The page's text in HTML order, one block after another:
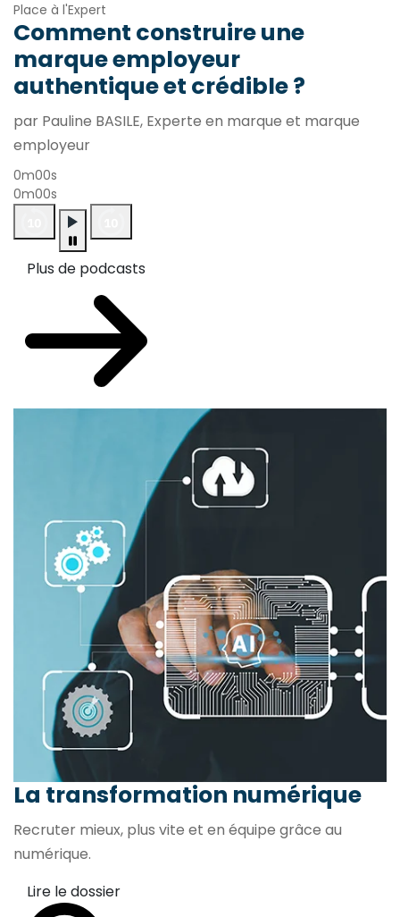
Place à l'Expert
Comment construire une
marque employeur
authentique et crédible ?
par Pauline BASILE, Experte en marque et marque
employeur
0m00s
0m00s
Plus de podcasts
La transformation numérique
Recruter mieux, plus vite et en équipe grâce au
numérique.
Lire le dossier